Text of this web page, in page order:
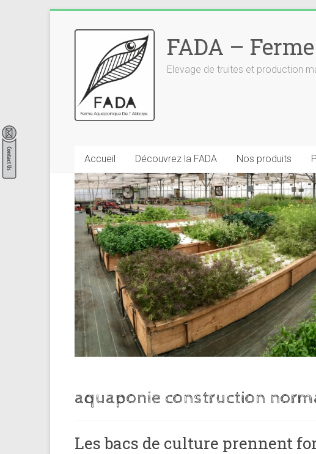
FADA –
Elevage de truites et production
Accueil Découvrez la FADA Nos produits
aquaponie construction
Les bacs de culture prennent